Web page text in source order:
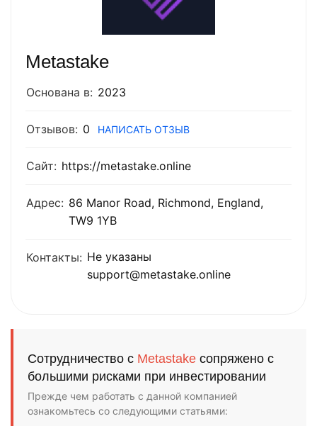
Metastake
Основана в: 2023
Отзывов: 0 НАПИСАТЬ ОТЗЫВ
Сайт: https://metastake.online
Адрес: 86 Manor Road, Richmond, England,
TW9 1YB
Контакты: Не указаны
support@metastake.online
Сотрудничество с Metastake сопряжено с
большими рисками при инвестировании
Прежде чем работать с данной компанией
ознакомьтесь со следующими статьями: